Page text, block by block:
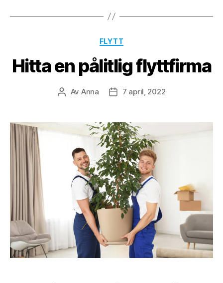
Kategorier
FLYTT
Hitta en pålitlig flyttfirma
Inläggsförfattare
Av Anna Inläggsdatum
7 april, 2022